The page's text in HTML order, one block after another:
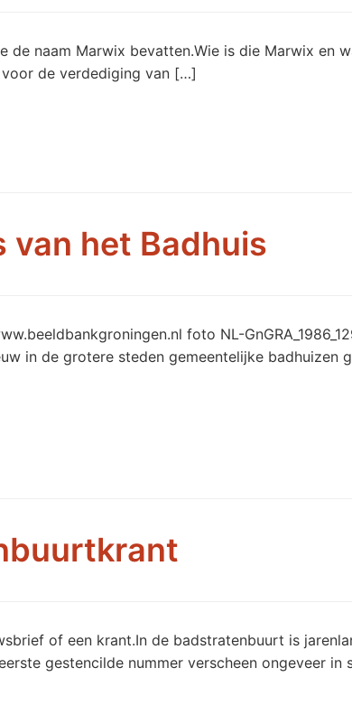
de naam Marwix bevatten.Wie is die Marwix en
voor de verdediging van […]
van het Badhuis
foto NL-
in de grotere steden gemeentelijke badhuizen
of een krant.In de badstratenbuurt is
gestencilde nummer verscheen ongeveer in